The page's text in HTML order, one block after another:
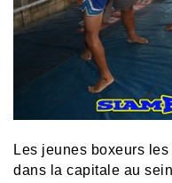
Les jeunes boxeurs
dans la capitale au